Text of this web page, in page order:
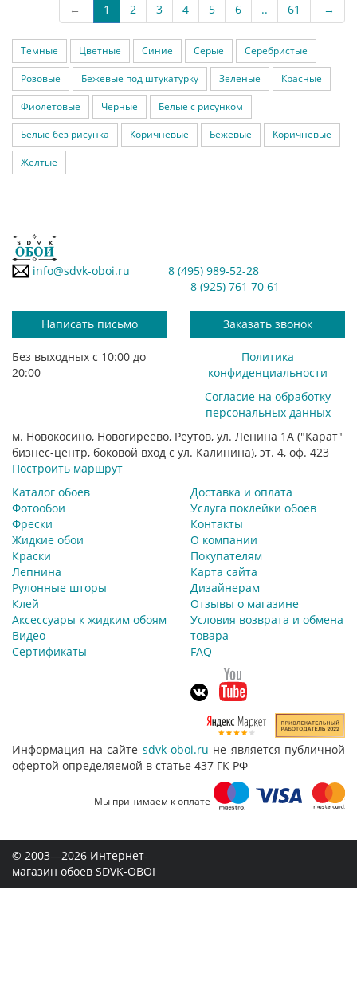
← 1 2 3 4 5 6 .. 61 →
Темные Цветные Синие Серые Серебристые
Розовые Бежевые под штукатурку Зеленые Красные
Фиолетовые Черные Белые с рисунком
Белые без рисунка Коричневые Бежевые Коричневые
Желтые
info@sdvk-oboi.ru
8 (495) 989-52-28
8 (925) 761 70 61
Написать письмо Заказать звонок
Без выходных с 10:00 до
20:00
Политика
конфиденциальности
Согласие на обработку
персональных данных
м. Новокосино, Новогиреево, Реутов, ул. Ленина 1А ("Карат"
бизнес-центр, боковой вход с ул. Калинина), эт. 4, оф. 423
Построить маршрут
Каталог обоев
Фотообои
Фрески
Жидкие обои
Краски
Лепнина
Рулонные шторы
Клей
Аксессуары к жидким обоям
Видео
Сертификаты
Доставка и оплата
Услуга поклейки обоев
Контакты
О компании
Покупателям
Карта сайта
Дизайнерам
Отзывы о магазине
Условия возврата и обмена
товара
FAQ
Информация на сайте sdvk-oboi.ru не является публичной
офертой определяемой в статье 437 ГК РФ
Мы принимаем к оплате
© 2003—2026 Интернет-
магазин обоев SDVK-OBOI